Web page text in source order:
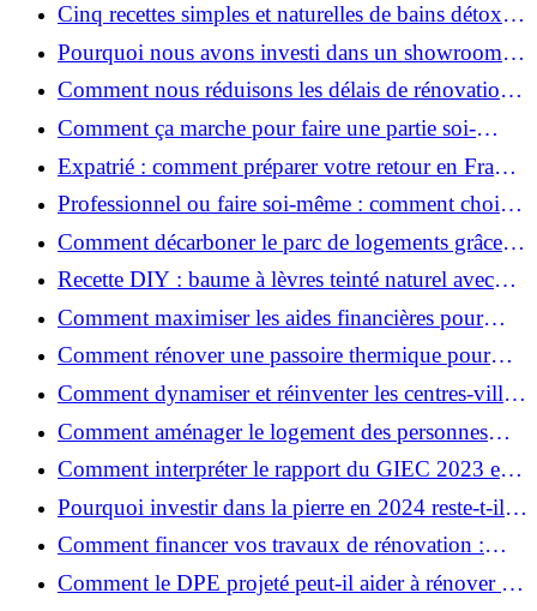
Cinq recettes simples et naturelles de bains détox
maison
Pourquoi nous avons investi dans un showroom-
atelier et ce que cela apporte aux clients
Comment nous réduisons les délais de rénovation à
3 mois au lieu de 6?
Comment ça marche pour faire une partie soi-
même et nous confier le reste ?
Expatrié : comment préparer votre retour en France
et rénover votre bien à distance ?
Professionnel ou faire soi-même : comment choisir
pour votre rénovation ?
Comment décarboner le parc de logements grâce à
la rénovation énergétique ?
Recette DIY : baume à lèvres teinté naturel avec
SPF
Comment maximiser les aides financières pour
votre rénovation ?
Comment rénover une passoire thermique pour
une maison durable ?
Comment dynamiser et réinventer les centres-villes
avec Action Cœur de Ville ?
Comment aménager le logement des personnes
âgées et obtenir des aides financières ?
Comment interpréter le rapport du GIEC 2023 et
en retenir l'essentiel ?
Pourquoi investir dans la pierre en 2024 reste-t-il
un choix sûr ?
Comment financer vos travaux de rénovation :
aides, prêts et solutions pratiques ?
Comment le DPE projeté peut-il aider à rénover et